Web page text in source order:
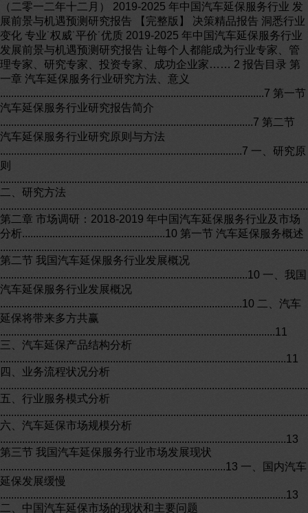
（二零一二年十二月） 2019-2025 年中国汽车延保服务行业 发展前景与机遇预测研究报告 【完整版】 决策精品报告 洞悉行业变化 专业˙权威˙平价˙优质 2019-2025 年中国汽车延保服务行业发展前景与机遇预测研究报告 让每个人都能成为行业专家、管理专家、研究专家、投资专家、成功企业家…… 2 报告目录 第一章 汽车延保服务行业研究方法、意义 ................................................................................................7 第一节 汽车延保服务行业研究报告简介 ............................................................................................7 第二节 汽车延保服务行业研究原则与方法 ........................................................................................7 一、研究原则 ..................................................................................................................................7 二、研究方法 ..................................................................................................................................8 第二章 市场调研：2018-2019 年中国汽车延保服务行业及市场分析....................................................10 第一节 汽车延保服务概述 ..................................................................................................................10 第二节 我国汽车延保服务行业发展概况 ..........................................................................................10 一、我国汽车延保服务行业发展概况 ........................................................................................10 二、汽车延保将带来多方共赢 ....................................................................................................11 三、汽车延保产品结构分析 ........................................................................................................11 四、业务流程状况分析 ................................................................................................................12 五、行业服务模式分析 ................................................................................................................12 六、汽车延保市场规模分析 ........................................................................................................13 第三节 我国汽车延保服务行业市场发展现状 ..................................................................................13 一、国内汽车延保发展缓慢 ........................................................................................................13 二、中国汽车延保市场的现状和主要问题 ................................................................................14 三、经营对策需因地制宜 ............................................................................................................14 四、保险业拟推行业性汽车延保险 ............................................................................................15 五、尚需处理好配套问题 ............................................................................................................16 第四节 中国二手车延保市场发展分析 ..............................................................................................16 一、国内二手车延保发展背景 ....................................................................................................17 二、二手车延保市场调研 ............................................................................................................18 第五节 基于 PEST-SWOT 分析的中国汽车延保业务发展研究 ......................................................23 一、汽车延保业务发展优势 ........................................................................................................23 二、汽车延保业务发展劣势 ........................................................................................................24 三、汽车延保业务发展机遇 ........................................................................................................25 四、汽车延保业务发展挑战 ........................................................................................................26 五、结语 ........................................................................................................................................27 第六节 我国汽车延保服务发展存在的问题及对策研究 ..................................................................27 一、我国发展汽车延保服务的重要意义 ....................................................................................28 （一）有利于提升汽车后市场服务水平，促进汽车行业良性发展 ........................................28 （二）有助于拓宽汽车产业链的盈利来源，提高相关企业的利润 ........................................28 （三）有利于消费者规避汽车故障风险，提前锁定用车成本 ................................................29 二、我国汽车延保服务发展中存在的问题 ................................................................................29 （一）汽车延保行业法律法规缺乏，行业规范及标准待建 ....................................................29 （二）销售和客户服务不专业，汽车延保需求不足 ................................................................29 （三）汽车延保品种有限，不能满足消费者的个性化需求 ....................................................30 （四）车辆维修相关数据缺失，汽车延保定价偏高 ................................................................30 三、我国汽车延保服务发展的对策 ............................................................................................30 （一）完善汽车延保行业的相关法律法规 ................................................................................30 2019-2025 年中国汽车延保服务行业发展前景与机遇预测研究报告 让每个人都能成为行业专家、管理专家、研究专家、投资专家、成功企业家…… 3 （二）扩大汽车延保需求，加强汽车延保的推广 ....................................................................31 （三）加强汽车延保产业链上相关主体的合作沟通 ................................................................31 （四）丰富汽车延保产品，加强汽车延保定价的合理性 ........................................................31 四、结语 ........................................................................................................................................32 第七节 2019-2025 年我国汽车延保服务行业发展前景及趋势预测................................................32 一、汽车延保服务行业发展前景 ................................................................................................32 三、专业化分工是大势所趋 ........................................................................................................33 四、二手车延保市场空间巨大 ....................................................................................................34 第八节 汽车延保业务发展创新 ..........................................................................................................34 一、发展现状 ................................................................................................................................34 (一）国内市场预估.......................................................................................................................34 (二）参与主体与业务模式...........................................................................................................34 （三）面临的问题和困境 ............................................................................................................35 二、促进汽车延保保险市场发展建议 ........................................................................................35 （一）创新产品管理和设计理念 ................................................................................................36 （二）实施差异化的市场拓展策略 ............................................................................................36 （三）充分借助车险传统优势 ....................................................................................................36 （四）建立保险行业延保数据合作共享机制 ............................................................................36 第四章 2019-2025 年中国汽车延保服务行业发展环境分析....................................................................38 第一节 现代服务业发展的影响因素研究 ..........................................................................................38 一、外部影响因素分析 ................................................................................................................38 （一）城镇居民收入水平 ............................................................................................................38 （二）市场化程度 ........................................................................................................................38 （三）经济发展水平 ....................................................................................................................38 （四）政府投资水平 ....................................................................................................................38 二、内部影响因素分析 ................................................................................................................38 （一）现代服务业的内部结构 ....................................................................................................39 （二）服务业从业人员的素质 ....................................................................................................39 （三）现代服务业投资 ................................................................................................................39 第二节 加快发展消费性服务业具有重要意义 ..................................................................................39 一、有利于满足居民消费需求升级和对美好生活的需要 ........................................................39 二、有利于实现服务业发展质量、效率和动力变革 ................................................................39 三、有利于培育和壮大经济增长新动能 ....................................................................................40 四、有利于扩大国际影响力和竞争力 ........................................................................................40 第三节 经济发展变化形势分析 ..........................................................................................................40 一、2019 年国际经济形势分析及预测 .......................................................................................40 二、2019 年国内经济形势分析及预测 .......................................................................................45 三、中国经济未来发展趋势及前景展望 ....................................................................................49 四、经济加速向现代服务经济转型 ............................................................................................50 第四节 汽车延保服务行业社会发展变化形势分析 ..........................................................................50 一、人口结构和人口红利的变化 ................................................................................................50 二、收入分配的变化 ....................................................................................................................54 三、品位/生活风格、生活方式的改变 .......................................................................................56 四、消费习惯的变化 ....................................................................................................................56 2019-2025 年中国汽车延保服务行业发展前景与机遇预测研究报告 让每个人都能成为行业专家、管理专家、研究专家、投资专家、成功企业家…… 4